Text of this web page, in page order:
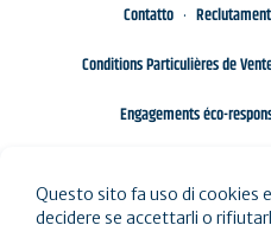
Contatto
Conditions Particulières de
Engagements éco-
Questo sito fa uso di cookies
decidere se accettarli o